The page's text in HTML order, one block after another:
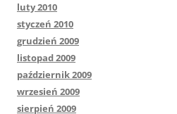
luty 2010
styczeń 2010
grudzień 2009
listopad 2009
październik 2009
wrzesień 2009
sierpień 2009